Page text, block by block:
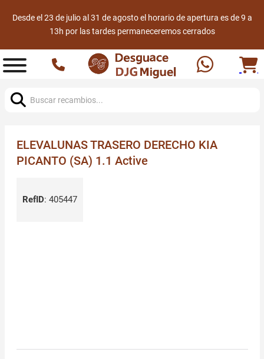
Desde el 23 de julio al 31 de agosto el horario de apertura es de 9 a
13h por las tardes permaneceremos cerrados
ELEVALUNAS TRASERO DERECHO KIA
PICANTO (SA) 1.1 Active
RefID: 405447